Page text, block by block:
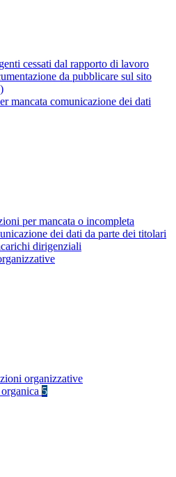
cessati dal rapporto di lavoro
da pubblicare sul sito
mancata comunicazione dei dati
per mancata o incompleta
dei dati da parte dei titolari
dirigenziali
organizzative
5